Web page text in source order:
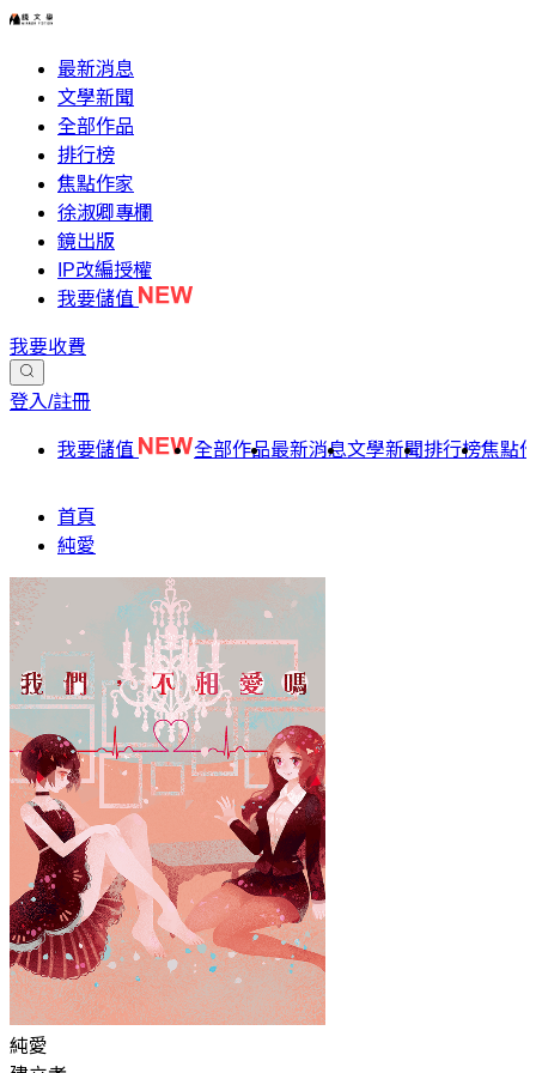
最新消息
文學新聞
全部作品
排行榜
焦點作家
徐淑卿專欄
鏡出版
IP改編授權
我要儲值
我要收費
登入/註冊
我要儲值 全部作品最新消息文學新聞排行榜焦點
首頁
純愛
純愛